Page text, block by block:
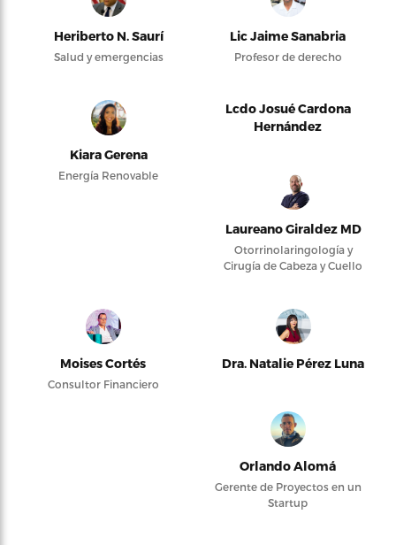
Heriberto N. Saurí
Salud y emergencias
Lic Jaime Sanabria
Profesor de derecho
Kiara Gerena
Energía Renovable
Lcdo Josué Cardona
Hernández
Laureano Giraldez MD
Otorrinolaringología y
Cirugía de Cabeza y Cuello
Moises Cortés
Consultor Financiero
Dra. Natalie Pérez Luna
Orlando Alomá
Gerente de Proyectos en un
Startup